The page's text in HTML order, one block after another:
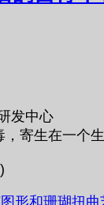
发中心
寄生在一个
)
形和珊瑚扭曲